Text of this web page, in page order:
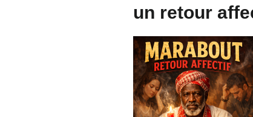
un retour